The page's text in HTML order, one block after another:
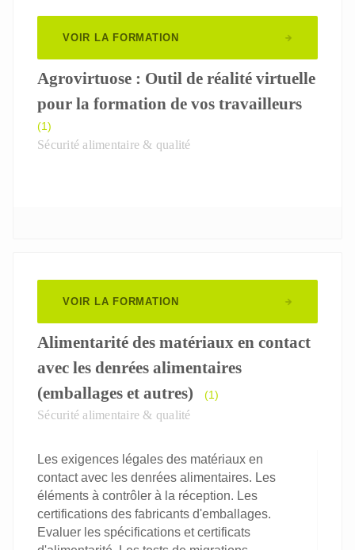
VOIR LA FORMATION
Agrovirtuose : Outil de réalité virtuelle
pour la formation de vos travailleurs
(1)
Sécurité alimentaire & qualité
VOIR LA FORMATION
Alimentarité des matériaux en contact
avec les denrées alimentaires
(emballages et autres)
(1)
Sécurité alimentaire & qualité
Les exigences légales des matériaux en
contact avec les denrées alimentaires. Les
éléments à contrôler à la réception. Les
certifications des fabricants d'emballages.
Evaluer les spécifications et certificats